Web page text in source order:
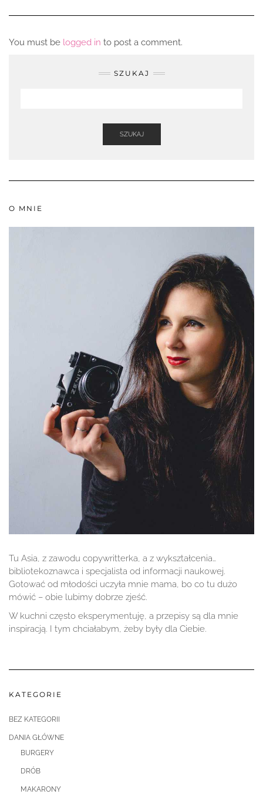
You must be logged in to post a comment.
SZUKAJ
SZUKAJ
O MNIE
Tu Asia, z zawodu copywritterka, a z wykształcenia…
bibliotekoznawca i specjalista od informacji naukowej.
Gotować od młodości uczyła mnie mama, bo co tu dużo
mówić – obie lubimy dobrze zjeść.
W kuchni często eksperymentuję, a przepisy są dla mnie
inspiracją. I tym chciałabym, żeby były dla Ciebie.
KATEGORIE
BEZ KATEGORII
DANIA GŁÓWNE
BURGERY
DRÓB
MAKARONY